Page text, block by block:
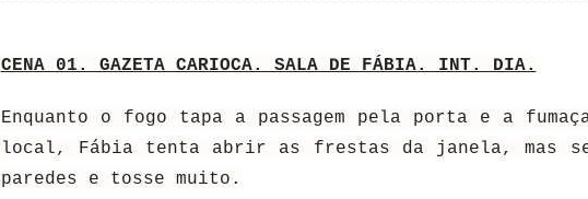
CENA 01. GAZETA CARIOCA. SALA DE FÁBIA. INT. DIA.
Enquanto o fogo tapa a passagem pela porta e a
local, Fábia tenta abrir as frestas da janela, mas
paredes e tosse muito.